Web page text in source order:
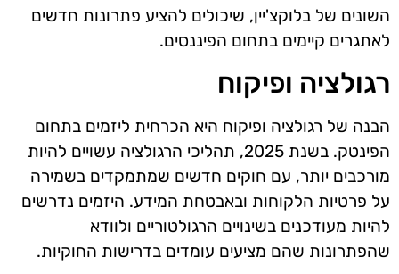
השונים של בלוקצ'יין, שיכולים להציע פתרונות חדשים
לאתגרים קיימים בתחום הפיננסים.
רגולציה ופיקוח
הבנה של רגולציה ופיקוח היא הכרחית ליזמים בתחום
הפינטק. בשנת 2025, תהליכי הרגולציה עשויים להיות
מורכבים יותר, עם חוקים חדשים שמתמקדים בשמירה
על פרטיות הלקוחות ובאבטחת המידע. היזמים נדרשים
להיות מעודכנים בשינויים הרגולטוריים ולוודא
שהפתרונות שהם מציעים עומדים בדרישות החוקיות.